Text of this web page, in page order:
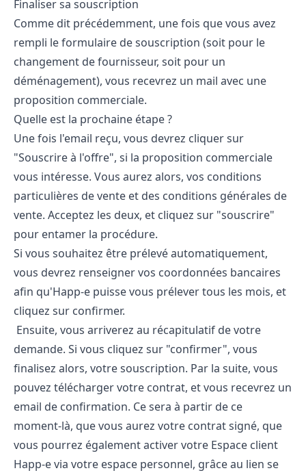
Finaliser sa souscription
Comme dit précédemment, une fois que vous avez
rempli le formulaire de souscription (soit pour le
changement de fournisseur, soit pour un
déménagement), vous recevrez un mail avec une
proposition commerciale.
Quelle est la prochaine étape ?
Une fois l'email reçu, vous devrez cliquer sur
"Souscrire à l'offre", si la proposition commerciale
vous intéresse. Vous aurez alors, vos conditions
particulières de vente et des conditions générales de
vente. Acceptez les deux, et cliquez sur "souscrire"
pour entamer la procédure.
Si vous souhaitez être prélevé automatiquement,
vous devrez renseigner vos coordonnées bancaires
afin qu'Happ-e puisse vous prélever tous les mois, et
cliquez sur confirmer.
Ensuite, vous arriverez au récapitulatif de votre
demande. Si vous cliquez sur "confirmer", vous
finalisez alors, votre souscription. Par la suite, vous
pouvez télécharger votre contrat, et vous recevrez un
email de confirmation. Ce sera à partir de ce
moment-là, que vous aurez votre contrat signé, que
vous pourrez également activer votre Espace client
Happ-e via votre espace personnel, grâce au lien se